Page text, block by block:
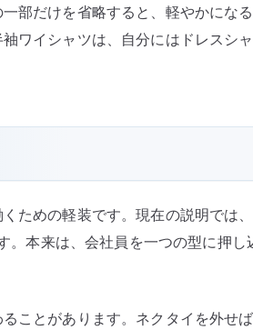
部だけを省略すると、軽やかにな
ワイシャツは、自分にはドレスシ
ための軽装です。現在の説明では
本来は、会社員を一つの型に押し
ことがあります。ネクタイを外せ